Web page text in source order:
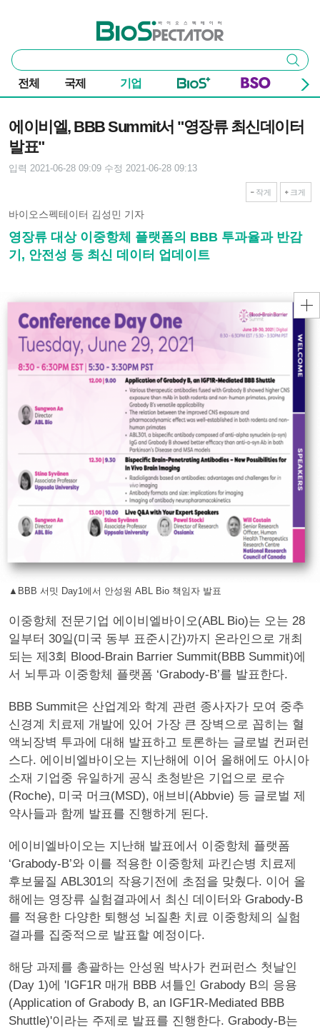
바이오스펙테이터
통
합
검
색
검색
전체 국제 기업
에이비엘, BBB Summit서 "영장류 최신데이터
발표"
입력 2021-06-28 09:09 수정 2021-06-28 09:13
작게 크게
바이오스펙테이터 김성민 기자
영장류 대상 이중항체 플랫폼의 BBB 투과율과 반감
기, 안전성 등 최신 데이터 업데이트
▲BBB 서밋 Day1에서 안성원 ABL Bio 책임자 발표
이중항체 전문기업 에이비엘바이오(ABL Bio)는 오는 28
일부터 30일(미국 동부 표준시간)까지 온라인으로 개최
되는 제3회 Blood-Brain Barrier Summit(BBB Summit)에
서 뇌투과 이중항체 플랫폼 ‘Grabody-B’를 발표한다.
BBB Summit은 산업계와 학계 관련 종사자가 모여 중추
신경계 치료제 개발에 있어 가장 큰 장벽으로 꼽히는 혈
액뇌장벽 투과에 대해 발표하고 토론하는 글로벌 컨퍼런
스다. 에이비엘바이오는 지난해에 이어 올해에도 아시아
소재 기업중 유일하게 공식 초청받은 기업으로 로슈
(Roche), 미국 머크(MSD), 애브비(Abbvie) 등 글로벌 제
약사들과 함께 발표를 진행하게 된다.
에이비엘바이오는 지난해 발표에서 이중항체 플랫폼
‘Grabody-B’와 이를 적용한 이중항체 파킨슨병 치료제
후보물질 ABL301의 작용기전에 초점을 맞췄다. 이어 올
해에는 영장류 실험결과에서 최신 데이터와 Grabody-B
를 적용한 다양한 퇴행성 뇌질환 치료 이중항체의 실험
결과를 집중적으로 발표할 예정이다.
해당 과제를 총괄하는 안성원 박사가 컨퍼런스 첫날인
(Day 1)에 'IGF1R 매개 BBB 셔틀인 Grabody B의 응용
(Application of Grabody B, an IGF1R-Mediated BBB
Shuttle)'이라는 주제로 발표를 진행한다. Grabody-B는